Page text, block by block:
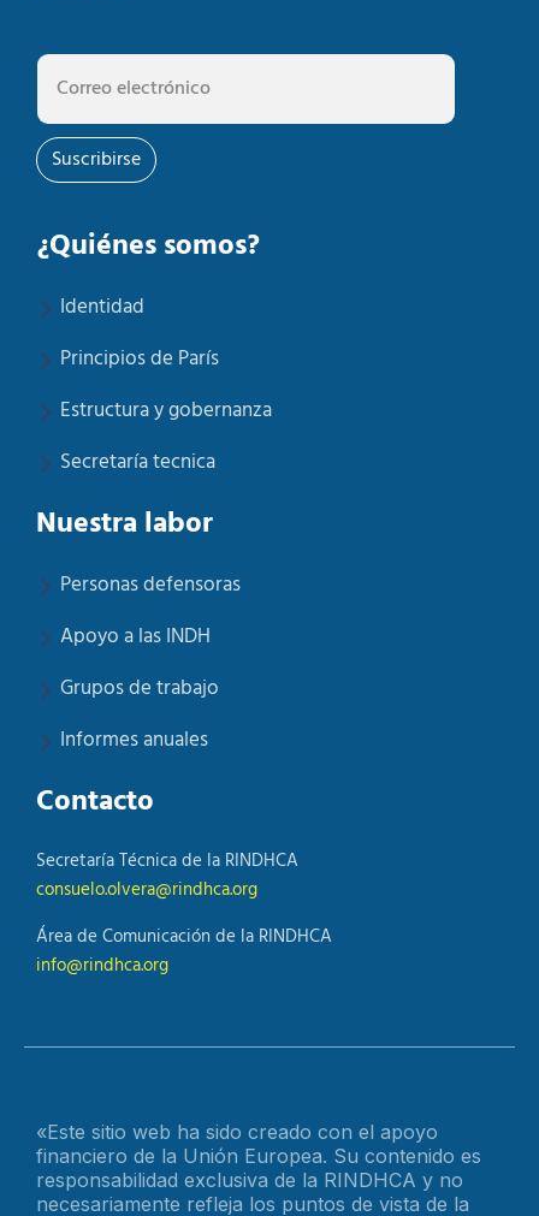
Suscribirse
¿Quiénes somos?
Identidad
Principios de París
Estructura y gobernanza
Secretaría tecnica
Nuestra labor
Personas defensoras
Apoyo a las INDH
Grupos de trabajo
Informes anuales
Contacto
Secretaría Técnica de la RINDHCA
consuelo.olvera@rindhca.org
Área de Comunicación de la RINDHCA
info@rindhca.org
«Este sitio web ha sido creado con el apoyo
financiero de la Unión Europea. Su contenido es
responsabilidad exclusiva de la RINDHCA y no
necesariamente refleja los puntos de vista de la